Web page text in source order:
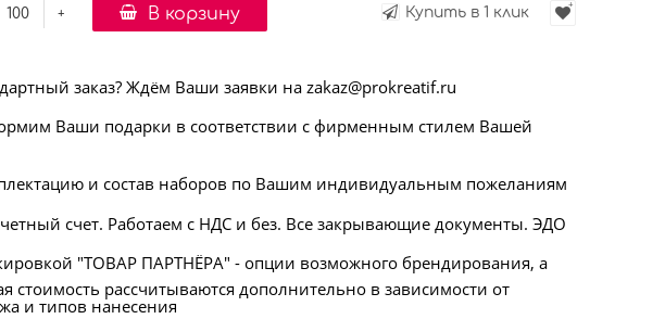
+ В корзину Купить в 1 клик
заказ? Ждём Ваши заявки на zakaz@prokreatif.ru
Ваши подарки в соответствии с фирменным стилем Вашей
и состав наборов по Вашим индивидуальным пожеланиям
счет. Работаем с НДС и без. Все закрывающие документы. ЭДО
"ТОВАР ПАРТНЁРА" - опции возможного брендирования, а
стоимость рассчитываются дополнительно в зависимости от
и типов нанесения